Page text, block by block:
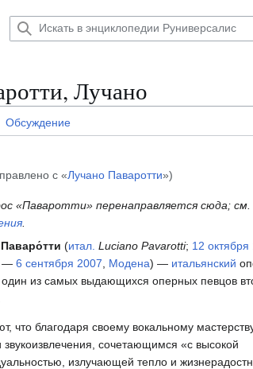
Лучано
Обсуждение
с «Лучано Паваротти»)
«Паваротти» перенаправляется сюда;
(итал. Luciano Pavarotti; 12 октября
— 6 сентября 2007 Модена) — итальянский
из самых выдающихся оперных певцов
что благодаря своему вокальному
звукоизвлечения, сочетающимся «с высокой
излучающей тепло и